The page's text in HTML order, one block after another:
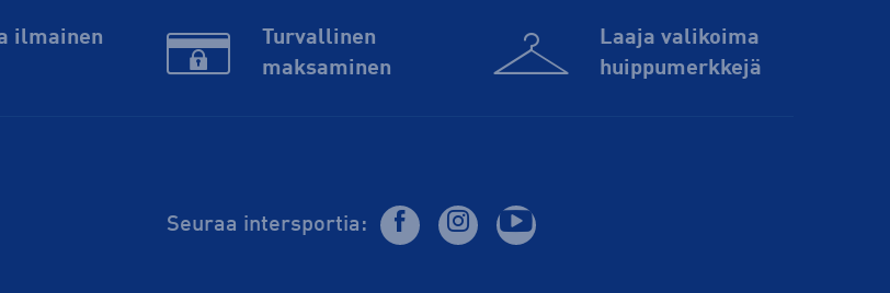
ilmainen
Turvallinen
maksaminen
Laaja valikoima
huippu­merkkejä
Seuraa intersportia: